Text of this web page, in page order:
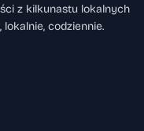
z kilkunastu lokalnych
codziennie.